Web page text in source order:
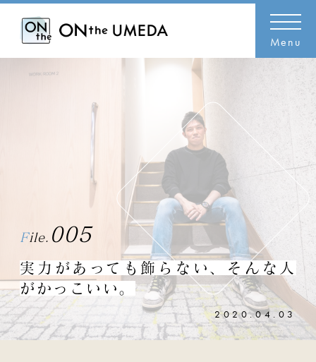
Menu
File. 005
実力があっても飾らない、そんな人
がかっこいい。
2020.04.03